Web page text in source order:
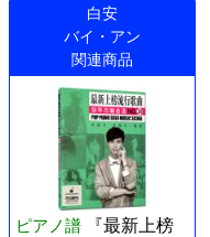
白安
バイ・アン
関連商品
ピアノ譜
『最新上榜